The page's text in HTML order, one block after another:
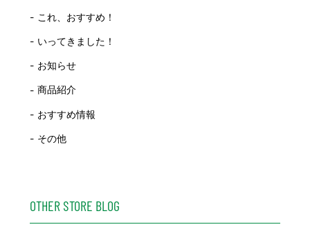
これ、おすすめ！
いってきました！
お知らせ
商品紹介
おすすめ情報
その他
OTHER STORE BLOG